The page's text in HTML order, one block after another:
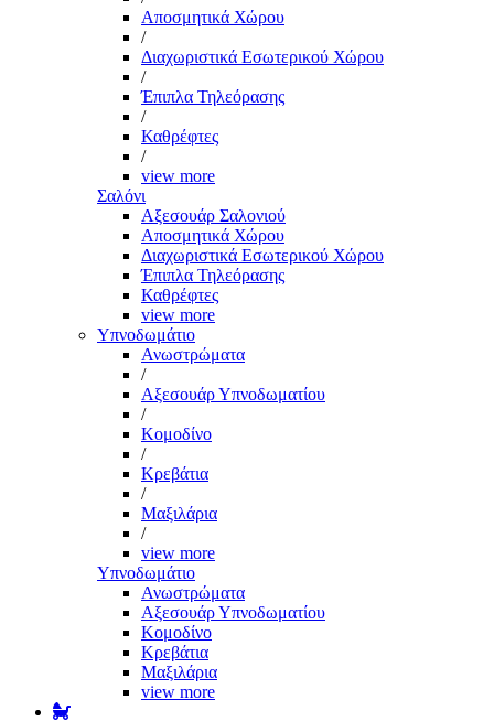
Αποσμητικά Χώρου
/
Διαχωριστικά Εσωτερικού Χώρου
/
Έπιπλα Τηλεόρασης
/
Καθρέφτες
/
view more
Σαλόνι
Αξεσουάρ Σαλονιού
Αποσμητικά Χώρου
Διαχωριστικά Εσωτερικού Χώρου
Έπιπλα Τηλεόρασης
Καθρέφτες
view more
Υπνοδωμάτιο
Ανωστρώματα
/
Αξεσουάρ Υπνοδωματίου
/
Κομοδίνο
/
Κρεβάτια
/
Μαξιλάρια
/
view more
Υπνοδωμάτιο
Ανωστρώματα
Αξεσουάρ Υπνοδωματίου
Κομοδίνο
Κρεβάτια
Μαξιλάρια
view more